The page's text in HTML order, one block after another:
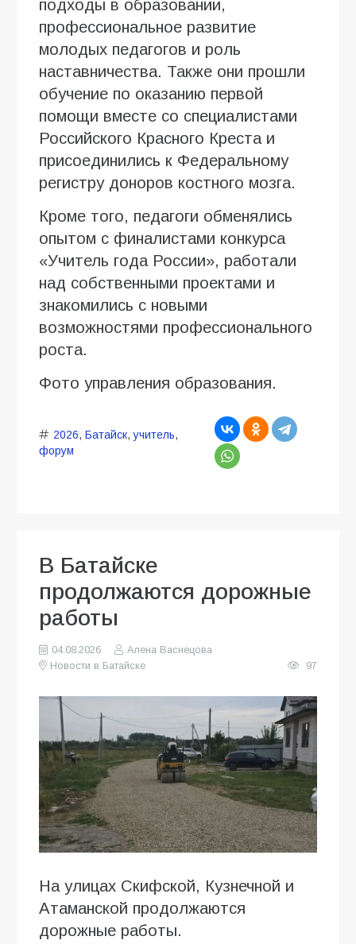
подходы в образовании,
профессиональное развитие
молодых педагогов и роль
наставничества. Также они прошли
обучение по оказанию первой
помощи вместе со специалистами
Российского Красного Креста и
присоединились к Федеральному
регистру доноров костного мозга.
Кроме того, педагоги обменялись
опытом с финалистами конкурса
«Учитель года России», работали
над собственными проектами и
знакомились с новыми
возможностями профессионального
роста.
Фото управления образования.
2026, Батайск,учитель,
форум
В Батайске
продолжаются дорожные
работы
04.08.2026
Алена Васнецова
Новости в Батайске
97
На улицах Скифской, Кузнечной и
Атаманской продолжаются
дорожные работы.